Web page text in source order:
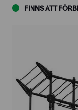
FINNS ATT